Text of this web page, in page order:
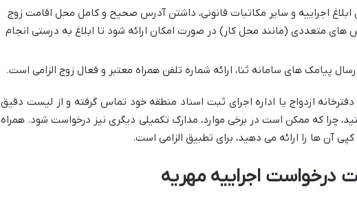
ابلاغ اجراییه و سایر مکاتبات قانونی، داشتن آدرس صحیح و کامل محل اقامت زوج
متعددی (مانند محل کار) در صورت امکان ارائه شود تا ابلاغ به درستی انجام
پیامک های سامانه ثنا، ارائه شماره تلفن همراه معتبر و فعال زوج الزامی است.
ازدواج یا اداره اجرای ثبت اسناد منطقه خود تماس گرفته و از لیست دقیق
چرا که ممکن است در برخی موارد، مدارک تکمیلی دیگری نیز درخواست شود. همراه
آن ها را ارائه می دهید، برای تطبیق الزامی است.
درخواست اجراییه مهریه